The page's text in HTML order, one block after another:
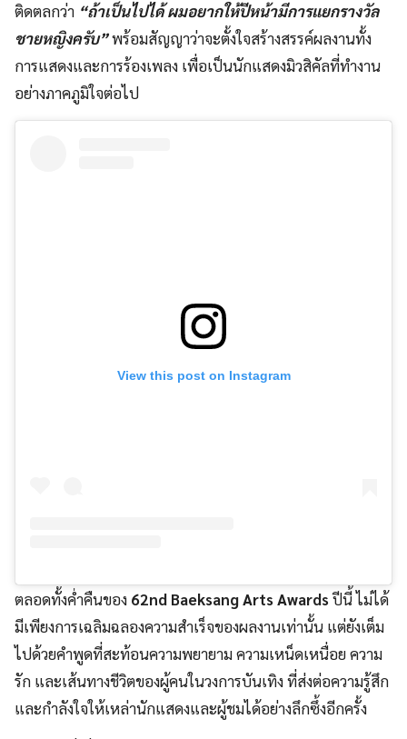
ติดตลกว่า “ถ้าเป็นไปได้ ผมอยากให้ปีหน้ามีการแยกรางวัล
ชายหญิงครับ”พร้อมสัญญาว่าจะตั้งใจสร้างสรรค์ผลงานทั้ง
การแสดงและการร้องเพลง เพื่อเป็นนักแสดงมิวสิคัลที่ทำงาน
อย่างภาคภูมิใจต่อไป
View this post on Instagram
ตลอดทั้งค่ำคืนของ 62nd Baeksang Arts Awardsปีนี้ ไม่ได้
มีเพียงการเฉลิมฉลองความสำเร็จของผลงานเท่านั้น แต่ยังเต็ม
ไปด้วยคำพูดที่สะท้อนความพยายาม ความเหน็ดเหนื่อย ความ
รัก และเส้นทางชีวิตของผู้คนในวงการบันเทิง ที่ส่งต่อความรู้สึก
และกำลังใจให้เหล่านักแสดงและผู้ชมได้อย่างลึกซึ้งอีกครั้ง